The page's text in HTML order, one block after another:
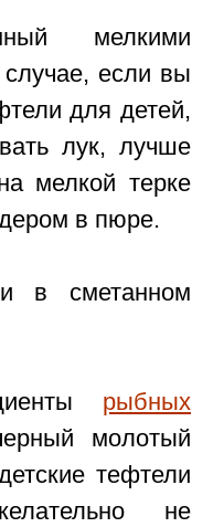
мелкими
если вы
для детей,
лук, лучше
мелкой терке
в пюре.
рыбных
молотый
тефтели
не